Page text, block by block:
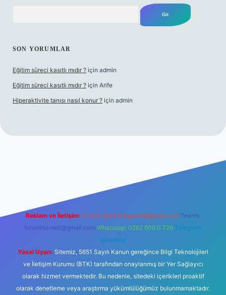
SON YORUMLAR
Eğitim süreci kasıtlı mıdır ? için admin
Eğitim süreci kasıtlı mıdır ? için Arife
Hiperaktivite tanısı nasıl konur ? için admin
Reklam ve İletişim: E-mail: backlinkpaneli@gmail.com Teams:
forumhizmeti@gmail.com Whatsapp: 0262 606 0 726 Telegram:
@karabul
Yasal Uyarı: Sitemiz, 5651 Sayılı Kanun gereğince Bilgi Teknolojileri
ve İletişim Kurumu (BTK) tarafından onaylanmış bir Yer Sağlayıcı
olarak hizmet vermektedir. Bu nedenle, sitedeki içerikleri proaktif
olarak denetleme veya araştırma yükümlülüğümüz bulunmamaktadır.